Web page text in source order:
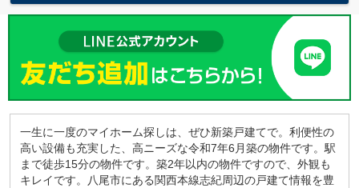
一生に一度のマイホーム探しは、ぜひ新築戸建てで。利便性の
高い設備も充実した、高ニーズな令和7年6月築の物件です。駅
まで徒歩15分の物件です。築2年以内の物件ですので、外観も
キレイです。八尾市にある関西本線志紀周辺の戸建て情報を豊